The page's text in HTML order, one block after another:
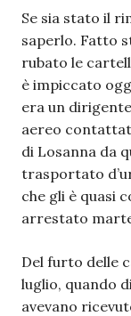
Se sia stato il
saperlo. Fatto
rubato le
è impiccato
era un
aereo
di Losanna da
trasportato
che gli è quasi
arrestato
Del furto delle
luglio, quando
avevano